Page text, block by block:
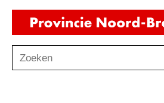
Ga
de
o
Zoeken